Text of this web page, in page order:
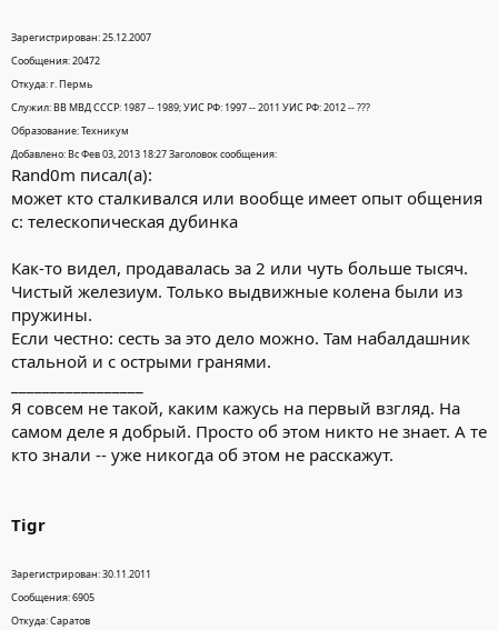
Зарегистрирован: 25.12.2007
Сообщения: 20472
Откуда: г. Пермь
Служил: ВВ МВД СССР: 1987 -- 1989; УИС РФ: 1997 -- 2011 УИС РФ: 2012 -- ???
Образование: Техникум
Добавлено: Вс Фев 03, 2013 18:27 Заголовок сообщения:
Rand0m писал(а):
может кто сталкивался или вообще имеет опыт общения
с: телескопическая дубинка
Как-то видел, продавалась за 2 или чуть больше тысяч.
Чистый железиум. Только выдвижные колена были из
пружины.
Если честно: сесть за это дело можно. Там набалдашник
стальной и с острыми гранями.
Я совсем не такой, каким кажусь на первый взгляд. На
самом деле я добрый. Просто об этом никто не знает. А те
кто знали -- уже никогда об этом не расскажут.
Tigr
Зарегистрирован: 30.11.2011
Сообщения: 6905
Откуда: Саратов